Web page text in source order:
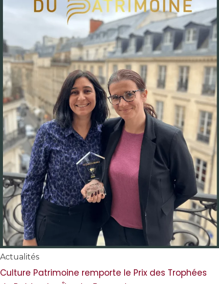
Actualités
Culture Patrimoine remporte le Prix des Trophées